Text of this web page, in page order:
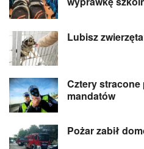
Lubisz
Cztery stracone
mandatów
Pożar zabił